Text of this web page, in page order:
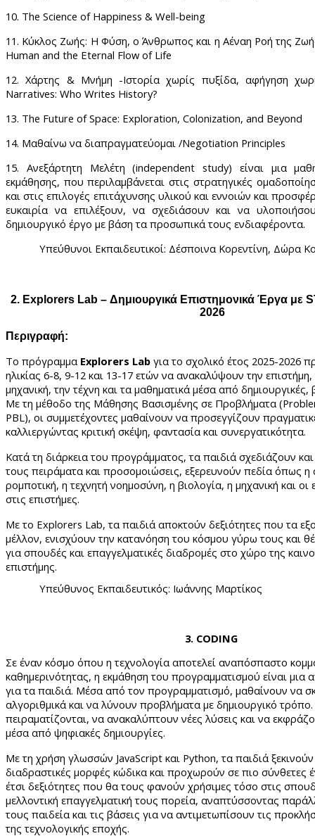
10. The Science of Happiness & Well-being
11. Κύκλος Ζωής: Η Φύση, ο Άνθρωπος και η Αέναη Ροή της
Human and the Eternal Flow of Life
12. Χάρτης & Μνήμη -Ιστορία χωρίς πυξίδα, αφήγηση
Narratives: Who Writes History?
13. The Future of Space: Exploration, Colonization, and Beyond
14. Μαθαίνω να διαπραγματεύομαι /Negotiation Principles
15. Ανεξάρτητη Μελέτη (independent study) είναι μια
εκμάθησης, που περιλαμβάνεται στις στρατηγικές
και στις επιλογές επιτάχυνσης υλικού και εννοιών και
ευκαιρία να επιλέξουν, να σχεδιάσουν και να
δημιουργικό έργο με βάση τα προσωπικά τους ενδιαφέροντα.
Υπεύθυνοι Εκπαιδευτικοί: Δέσποινα Κορεντίνη, Δώρα
2. Explorers Lab – Δημιουργικά Επιστημονικά Έργα με
2026
Περιγραφή:
Το πρόγραμμα Explorers Lab για το σχολικό έτος 2025-2026
ηλικίας 6-8, 9-12 και 13-17 ετών να ανακαλύψουν την επιστήμη,
μηχανική, την τέχνη και τα μαθηματικά μέσα από δημιουργικές,
Με τη μέθοδο της Μάθησης Βασισμένης σε Προβλήματα (
PBL), οι συμμετέχοντες μαθαίνουν να προσεγγίζουν
καλλιεργώντας κριτική σκέψη, φαντασία και συνεργατικότητα.
Κατά τη διάρκεια του προγράμματος, τα παιδιά σχεδιάζουν
τους πειράματα και προσομοιώσεις, εξερευνούν πεδία όπως η
ρομποτική, η τεχνητή νοημοσύνη, η βιολογία, η μηχανική και
στις επιστήμες.
Με το Explorers Lab, τα παιδιά αποκτούν δεξιότητες που τα
μέλλον, ενισχύουν την κατανόηση του κόσμου γύρω τους και
για σπουδές και επαγγελματικές διαδρομές στο χώρο της
επιστήμης.
Υπεύθυνος Εκπαιδευτικός: Ιωάννης Μαρτίκος
3. CODING
Σε έναν κόσμο όπου η τεχνολογία αποτελεί αναπόσπαστο
καθημερινότητας, η εκμάθηση του προγραμματισμού είναι μια
για τα παιδιά. Μέσα από τον προγραμματισμό, μαθαίνουν να
αλγοριθμικά και να λύνουν προβλήματα με δημιουργικό
πειραματίζονται, να ανακαλύπτουν νέες λύσεις και να
μέσα από ψηφιακές δημιουργίες.
Με τη χρήση γλωσσών JavaScript και Python, τα παιδιά
διαδραστικές μορφές κώδικα και προχωρούν σε πιο σύνθετες
έτσι δεξιότητες που θα τους φανούν χρήσιμες τόσο στις
μελλοντική επαγγελματική τους πορεία, αναπτύσσοντας
τους παιδεία και τις βάσεις για να αντιμετωπίσουν τις
της τεχνολογικής εποχής.